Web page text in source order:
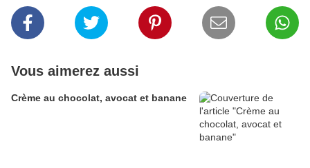
Vous aimerez aussi
Crème au chocolat, avocat et banane